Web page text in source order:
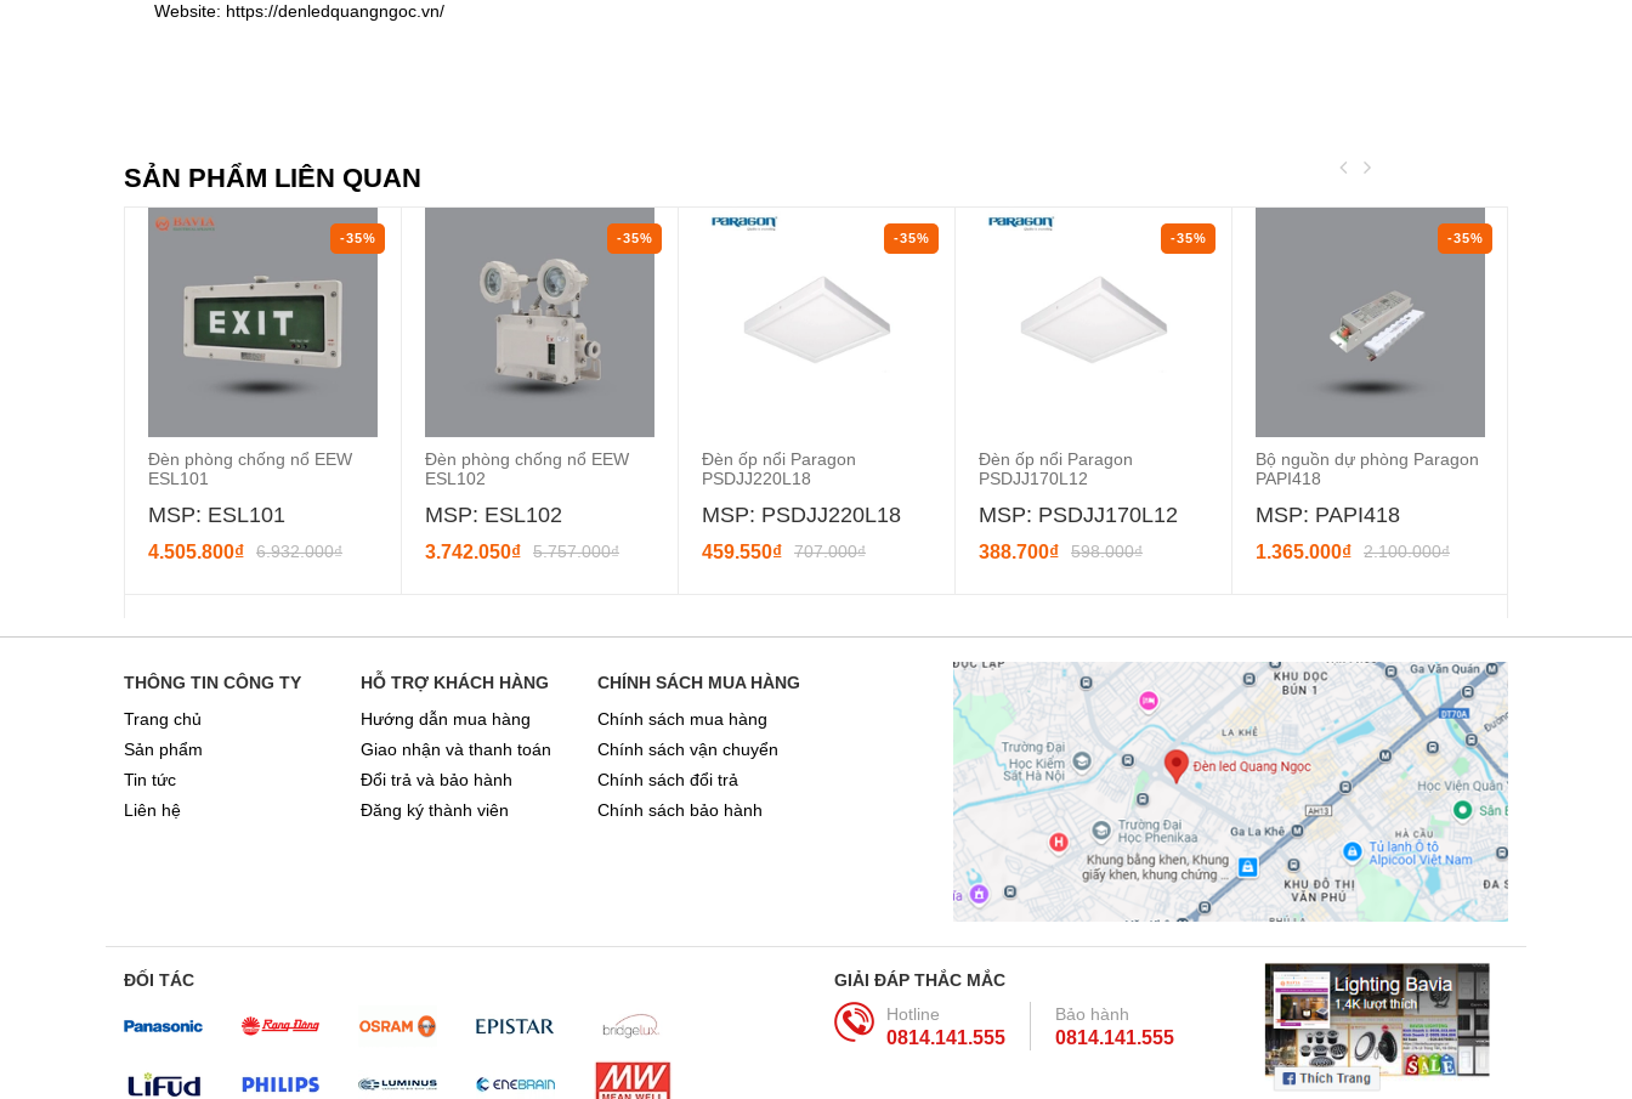
Website: https://denledquangngoc.vn/
SẢN PHẨM LIÊN QUAN
-35%
Đèn phòng chống nổ EEW
ESL101
MSP: ESL101
4.505.800₫ 6.932.000₫
-35%
Đèn phòng chống nổ EEW
ESL102
MSP: ESL102
3.742.050₫ 5.757.000₫
-35%
Đèn ốp nổi Paragon
PSDJJ220L18
MSP: PSDJJ220L18
459.550₫ 707.000₫
-35%
Đèn ốp nổi Paragon
PSDJJ170L12
MSP: PSDJJ170L12
388.700₫ 598.000₫
-35%
Bộ nguồn dự phòng Paragon
PAPI418
MSP: PAPI418
1.365.000₫ 2.100.000₫
THÔNG TIN CÔNG TY
Trang chủ
Sản phẩm
Tin tức
Liên hệ
HỖ TRỢ KHÁCH HÀNG
Hướng dẫn mua hàng
Giao nhận và thanh toán
Đổi trả và bảo hành
Đăng ký thành viên
CHÍNH SÁCH MUA HÀNG
Chính sách mua hàng
Chính sách vận chuyển
Chính sách đổi trả
Chính sách bảo hành
ĐỐI TÁC
GIẢI ĐÁP THẮC MẮC
Hotline
0814.141.555
Bảo hành
0814.141.555